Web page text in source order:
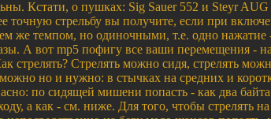
Кстати, о пушках: Sig Sauer 552 и Steyr
точную стрельбу вы получите, если при
же темпом, но одиночными, т.е. одно нажатие
А вот mp5 пофигу все ваши перемещения -
стрелять? Стрелять можно сидя, стрелять
но и нужно: в стычках на средних и
по сидящей мишени попасть - как два
а как - см. ниже. Для того, чтобы стрелять